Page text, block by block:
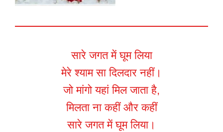
सारे जगत में घूम लिया
मेरे श्याम सा दिलदार नहीं।
जो मांगो यहां मिल जाता है,
मिलता ना कहीं और कहीं
सारे जगत में घूम लिया।